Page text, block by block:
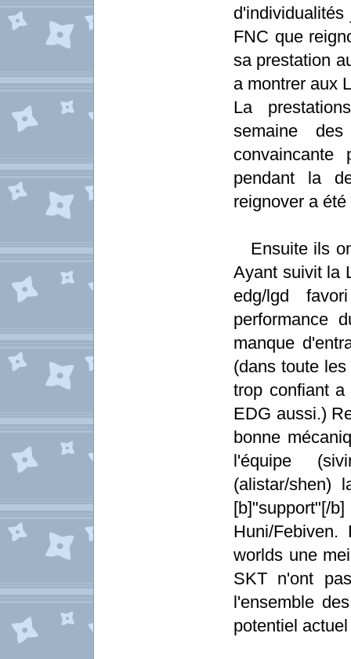
FNC que
sa prestation
a montrer aux
La
semaine
pendant la
reignover a
Ensuite ils
Ayant suivit la
edg/lgd
performance
manque
(dans toute
trop confiant
EDG aussi.)
bonne
l'équipe
(alistar/shen)
Huni/
worlds une
SKT n'ont
l'ensemble
potentiel